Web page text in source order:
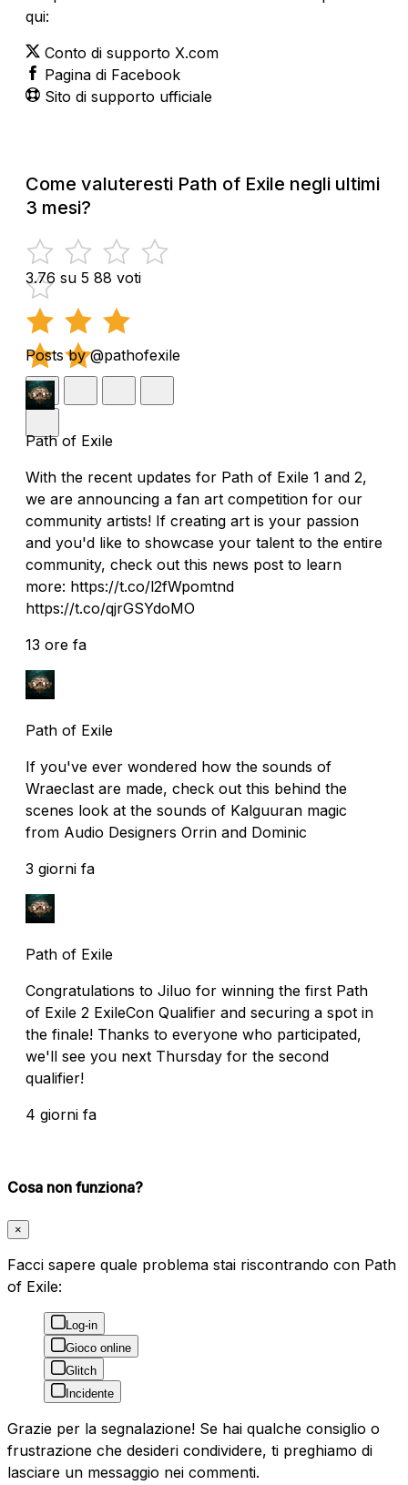
qui:
Conto di supporto X.com
Pagina di Facebook
Sito di supporto ufficiale
Come valuteresti Path of Exile negli ultimi
3 mesi?
3.76 su 5 88 voti
Posts by @pathofexile
Path of Exile
With the recent updates for Path of Exile 1 and 2,
we are announcing a fan art competition for our
community artists! If creating art is your passion
and you'd like to showcase your talent to the entire
community, check out this news post to learn
more: https://t.co/l2fWpomtnd
https://t.co/qjrGSYdoMO
13 ore fa
Path of Exile
If you've ever wondered how the sounds of
Wraeclast are made, check out this behind the
scenes look at the sounds of Kalguuran magic
from Audio Designers Orrin and Dominic
3 giorni fa
Path of Exile
Congratulations to Jiluo for winning the first Path
of Exile 2 ExileCon Qualifier and securing a spot in
the finale! Thanks to everyone who participated,
we'll see you next Thursday for the second
qualifier!
4 giorni fa
Cosa non funziona?
×
Facci sapere quale problema stai riscontrando con Path
of Exile:
Log-in
Gioco online
Glitch
Incidente
Grazie per la segnalazione! Se hai qualche consiglio o
frustrazione che desideri condividere, ti preghiamo di
lasciare un messaggio nei commenti.